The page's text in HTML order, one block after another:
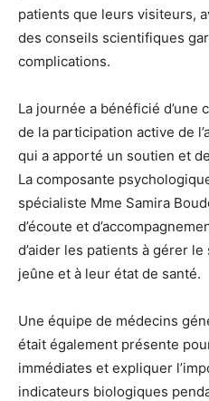
patients que leurs visiteurs,
des conseils scientifiques
complications.
La journée a bénéficié
de la participation active de
qui a apporté un soutien et
La composante
spécialiste Mme Samira
d’écoute et
d’aider les patients à gérer
jeûne et à leur état de santé.
Une équipe de médecins
était également présente
immédiates et expliquer
indicateurs biologiques